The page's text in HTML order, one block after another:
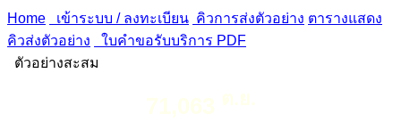
Home เข้าระบบ / ลงทะเบียน คิวการส่งตัวอย่าง ตารางแสดง
คิวส่งตัวอย่าง
ใบคำขอรับบริการ PDF
ตัวอย่างสะสม